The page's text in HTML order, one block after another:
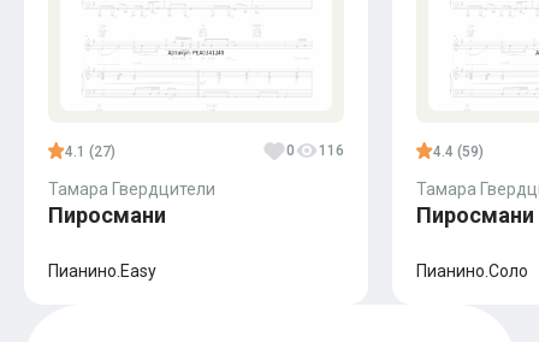
4.1 (27) 0 116
Тамара Гвердцители
Пиросмани
Пианино.Easy
4.4 (59)
Тамара
Пиросмани
Пианино.Соло